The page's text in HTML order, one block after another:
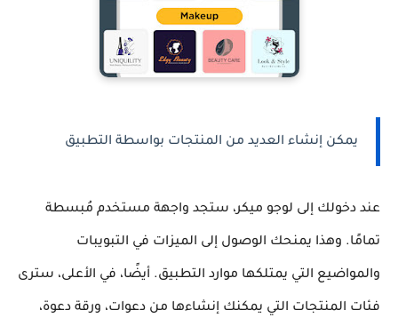
يمكن إنشاء العديد من المنتجات بواسطة التطبيق
عند دخولك إلى لوجو ميكر، ستجد واجهة مستخدم مُبسطة
تمامًا. وهذا يمنحك الوصول إلى الميزات في التبويبات
والمواضيع التي يمتلكها موارد التطبيق. أيضًا، في الأعلى، سترى
فئات المنتجات التي يمكنك إنشاءها من دعوات، ورقة دعوة،